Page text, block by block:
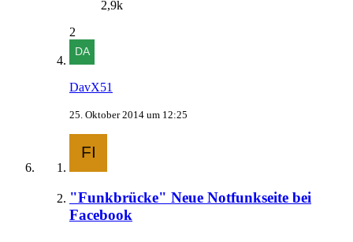
2,9k
2
DavX51
25. Oktober 2014 um 12:25
"Funkbrücke" Neue Notfunkseite bei
Facebook